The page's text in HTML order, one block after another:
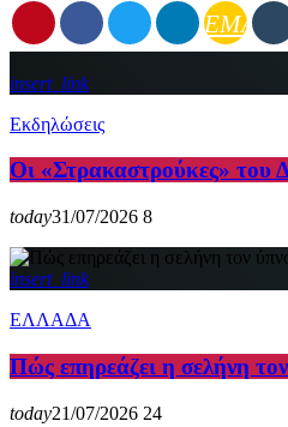
EMAIL
insert_link
Εκδηλώσεις
Οι «Στρακαστρούκες»
today31/07/2026 8
insert_link
ΕΛΛΑΔΑ
Πώς επηρεάζει η σελήνη
today21/07/2026 24